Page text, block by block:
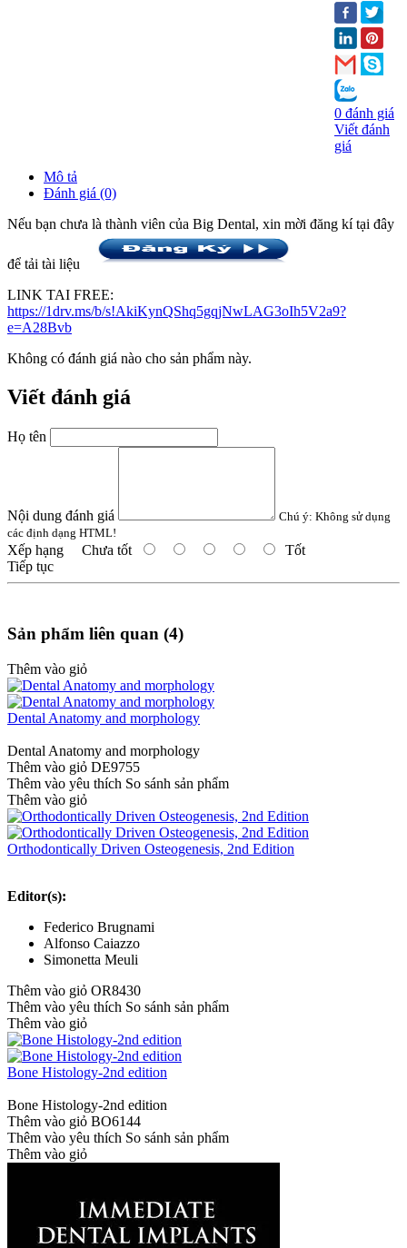
0 đánh giá
Viết đánh
giá
Mô tả
Đánh giá (0)
Nếu bạn chưa là thành viên của Big Dental, xin mời đăng kí tại đây
để tải tài liệu
LINK TAI FREE:
https://1drv.ms/b/s!AkiKynQShq5gqjNwLAG3oIh5V2a9?
e=A28Bvb
Không có đánh giá nào cho sản phẩm này.
Viết đánh giá
Họ tên
Nội dung đánh giá Chú ý: Không sử dụng
các định dạng HTML!
Xếp hạng Chưa tốt
Tốt
Tiếp tục
Sản phẩm liên quan (4)
Thêm vào giỏ
Dental Anatomy and morphology
Dental Anatomy and morphology
Thêm vào giỏ DE9755
Thêm vào yêu thích So sánh sản phẩm
Thêm vào giỏ
Orthodontically Driven Osteogenesis, 2nd Edition
Editor(s):
Federico Brugnami
Alfonso Caiazzo
Simonetta Meuli
Thêm vào giỏ OR8430
Thêm vào yêu thích So sánh sản phẩm
Thêm vào giỏ
Bone Histology-2nd edition
Bone Histology-2nd edition
Thêm vào giỏ BO6144
Thêm vào yêu thích So sánh sản phẩm
Thêm vào giỏ